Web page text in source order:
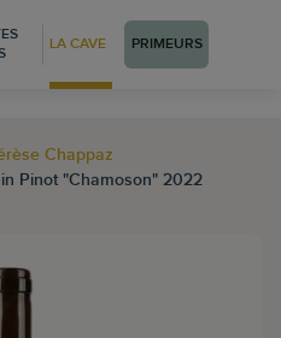
LA CAVE PRIMEURS
Chappaz
Pinot "Chamoson" 2022